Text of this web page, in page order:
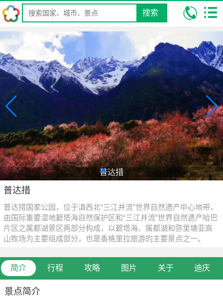
搜索
我的位置: 昆明康辉旅行社 旅游景点/攻略-景点大全/排名
国内旅游
景点
云南省 迪庆
普达措
普达措
普达措国家公园，位于滇西北“三江并流”世界自然遗产中心地带，
由国际重要湿地碧塔海自然保护区和“三江并流”世界自然遗产哈巴
片区之属都湖景区两部分构成，以碧塔海、属都湖和弥里塘亚高
山牧场为主要组成部分，也是香格里拉旅游的主要景点之一。
简介 行程 攻略 图片 关于 迪庆
景点简介